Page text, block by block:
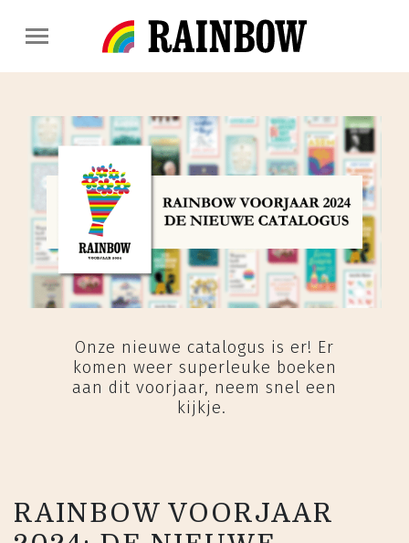
Onze nieuwe catalogus is er! Er
komen weer superleuke boeken
aan dit voorjaar, neem snel een
kijkje.
RAINBOW VOORJAAR